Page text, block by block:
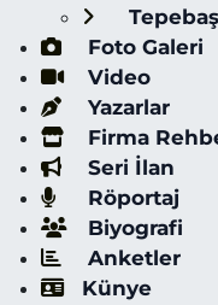
Foto Galeri
Video
Yazarlar
Firma
Seri İlan
Röportaj
Biyografi
Anketler
Künye